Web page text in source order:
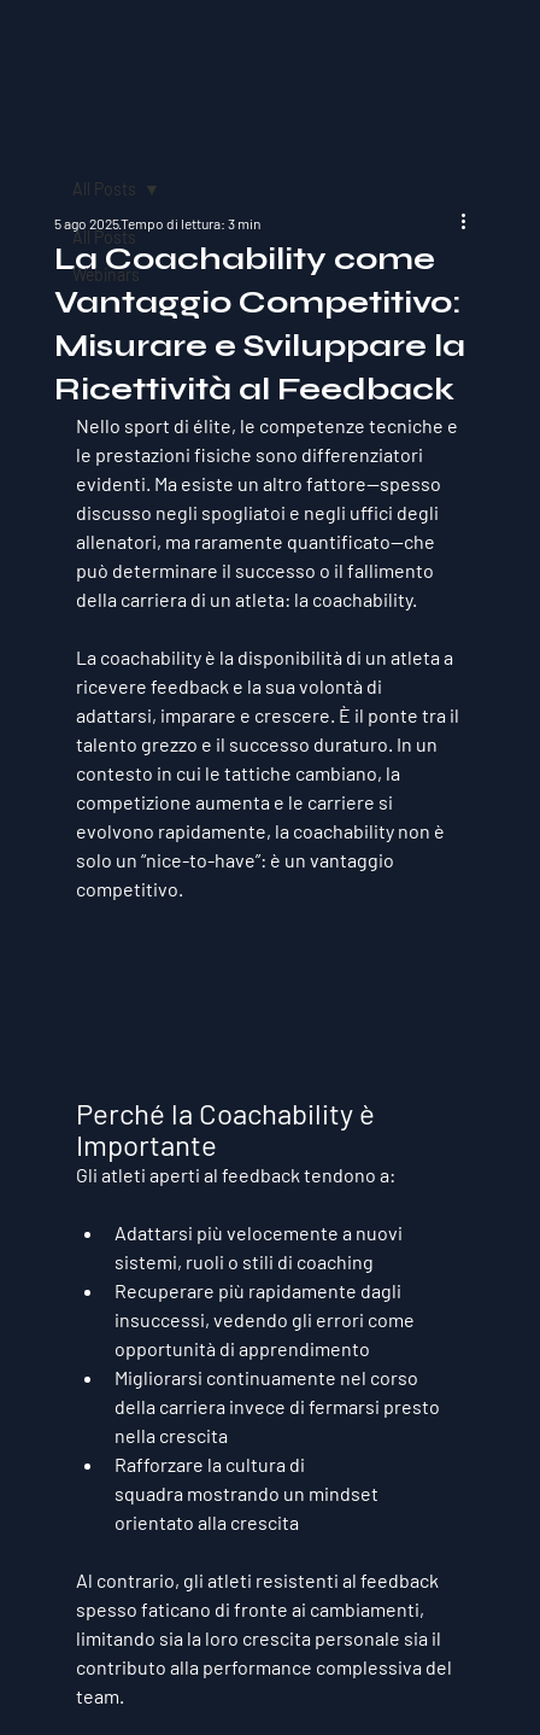
All Posts
Webinars
All Posts
La Coachability come
Vantaggio Competitivo:
Misurare e Sviluppare la
Ricettività al Feedback
5 ago 2025Tempo di lettura: 3 min
Nello sport di élite, le competenze tecniche e
le prestazioni fisiche sono differenziatori
evidenti. Ma esiste un altro fattore—spesso
discusso negli spogliatoi e negli uffici degli
allenatori, ma raramente quantificato—che
può determinare il successo o il fallimento
della carriera di un atleta: la coachability.
La coachability è la disponibilità di un atleta a
ricevere feedback e la sua volontà di
adattarsi, imparare e crescere. È il ponte tra il
talento grezzo e il successo duraturo. In un
contesto in cui le tattiche cambiano, la
competizione aumenta e le carriere si
evolvono rapidamente, la coachability non è
solo un “nice-to-have”: è un vantaggio
competitivo.
Perché la Coachability è
Importante
Gli atleti aperti al feedback tendono a:
Adattarsi più velocemente a nuovi
sistemi, ruoli o stili di coaching
Recuperare più rapidamente dagli
insuccessi, vedendo gli errori come
opportunità di apprendimento
Migliorarsi continuamente nel corso
della carriera invece di fermarsi presto
nella crescita
Rafforzare la cultura di
squadra mostrando un mindset
orientato alla crescita
Al contrario, gli atleti resistenti al feedback
spesso faticano di fronte ai cambiamenti,
limitando sia la loro crescita personale sia il
contributo alla performance complessiva del
team.